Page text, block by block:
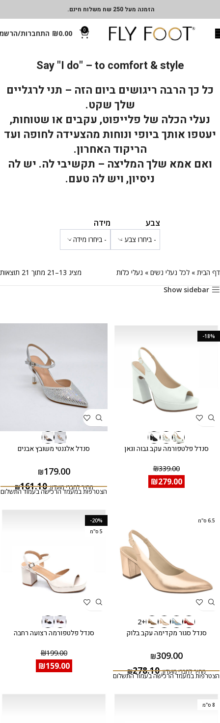
הזמנה מעל 250 שח משלוח חינם.
0
₪0.00 התחברות/
Say "I do" – to comfort & style
כל כך הרבה ריגושים ביום הזה – תני לרגליים
שלך שקט.
נעלי הכלה של פלייפוט, עקבים או שטוחות,
יעטפו אותך ביופי ונוחות מהצעידה לחופה ועד
הריקוד האחרון.
ואם אמא שלך המליצה – תקשיבי לה. יש לה
ניסיון, ויש לה טעם.
צבע מידה
דף הבית » לכל נעלי נשים » נעלי כלות
מציג 13–21 מתוך 21 תוצאות
Show sidebar
-18%
סנדל פלטפורמה עקב גבוה וגאן
₪339.00
₪279.00
סנדל אלגנטי משובץ אבנים
₪179.00
מחיר לחברי מועדון: ₪161.10
הצטרפות במעמד הרכישה בעמוד התשלום
6.5 ס"מ
+2
סנדל סגור מקדימה עקב בלוק
₪309.00
מחיר לחברי מועדון: ₪278.10
הצטרפות במעמד הרכישה בעמוד התשלום
-20%
5 ס"מ
סנדל פלטפורמה רצועה רחבה
₪199.00
₪159.00
8 ס"מ